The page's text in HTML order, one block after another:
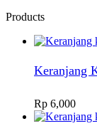
Products
Keranjang
Rp 6,000